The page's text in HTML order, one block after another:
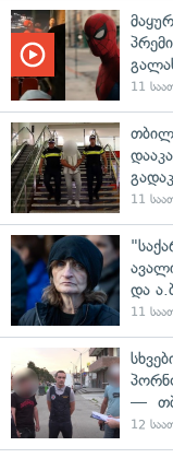
11
11
და
11
—
12